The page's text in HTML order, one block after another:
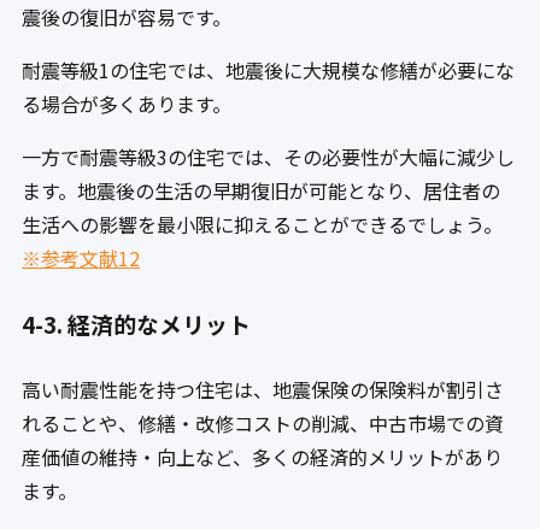
震後の復旧が容易です。
耐震等級1の住宅では、地震後に大規模な修繕が必要にな
る場合が多くあります。
一方で耐震等級3の住宅では、その必要性が大幅に減少し
ます。地震後の生活の早期復旧が可能となり、居住者の
生活への影響を最小限に抑えることができるでしょう。
※参考文献12
4-3. 経済的なメリット
高い耐震性能を持つ住宅は、地震保険の保険料が割引さ
れることや、修繕・改修コストの削減、中古市場での資
産価値の維持・向上など、多くの経済的メリットがあり
ます。